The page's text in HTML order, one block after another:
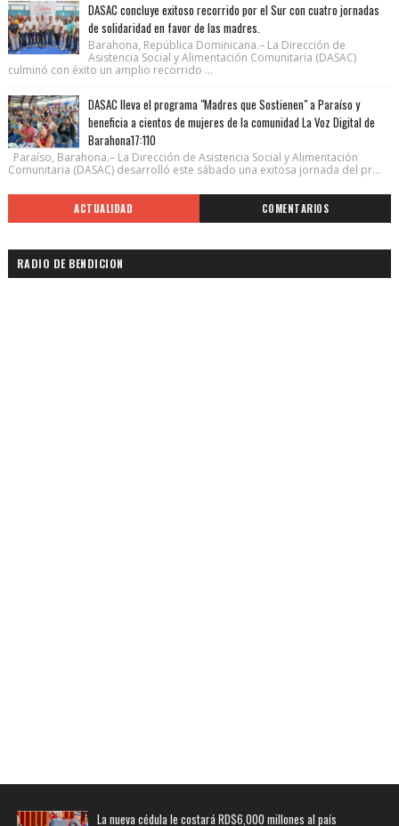
DASAC concluye exitoso recorrido por el Sur con cuatro jornadas
de solidaridad en favor de las madres.
Barahona, República Dominicana.– La Dirección de
Asistencia Social y Alimentación Comunitaria (DASAC)
culminó con éxito un amplio recorrido ...
DASAC lleva el programa "Madres que Sostienen" a Paraíso y
beneficia a cientos de mujeres de la comunidad La Voz Digital de
Barahona17:110
Paraíso, Barahona.– La Dirección de Asistencia Social y Alimentación
Comunitaria (DASAC) desarrolló este sábado una exitosa jornada del pr...
ACTUALIDAD COMENTARIOS
RADIO DE BENDICION
La nueva cédula le costará RD$6,000 millones al país